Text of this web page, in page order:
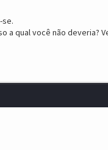
a qual você não deveria?